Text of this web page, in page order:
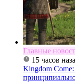
Главные
15 часов
Kingdom